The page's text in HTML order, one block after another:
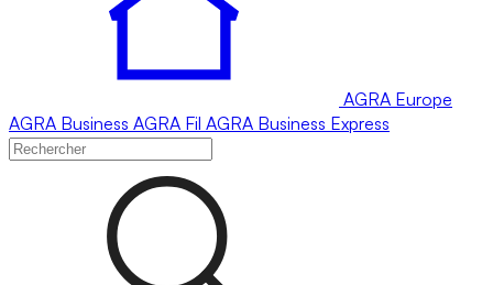
AGRA Europe
AGRA Business AGRA Fil AGRA Business Express